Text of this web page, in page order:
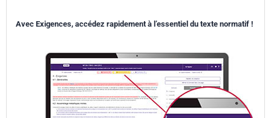
Avec Exigences, accédez rapidement à l’essentiel du texte normatif !